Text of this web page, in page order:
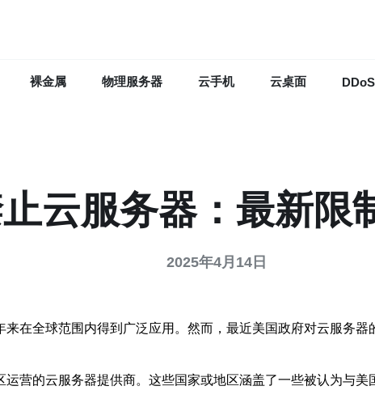
裸金属 物理服务器 云手机 云桌面 DDoS
云服务器：最新限
2025年4月14日
在全球范围内得到广泛应用。然而，最近美国政府对云服务
营的云服务器提供商。这些国家或地区涵盖了一些被认为与